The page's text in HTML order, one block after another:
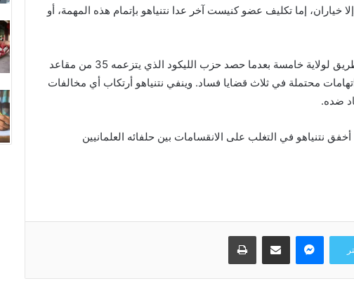
خياران، إما تكليف عضو كنيست آخر عدا نتنياهو بإتمام هذه المهمة، أو
وبدأ نتنياهو في أبريل الماضي الطريق لولاية خامسة بعدما حصد حزب الليكود الذي يتزعمه 35 من مقاعد
أنه يواجه اتهامات محتملة في ثلاث قضايا فساد. وينفي نتنياهو أرتكاب أي مخالفات
ضده.
نتنياهو في التغلب على الانقسامات بين حلفائه العلمانيين
ماسنجر مشاركة عبر البريد طباعة